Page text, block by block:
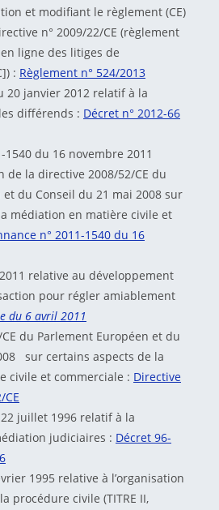
et modifiant le règlement (CE)
n° 2009/22/CE (règlement
ligne des litiges de
: Règlement n° 524/2013
20 janvier 2012 relatif à la
différends : Décret n° 2012-66
1540 du 16 novembre 2011
la directive 2008/52/CE du
du Conseil du 21 mai 2008 sur
médiation en matière civile et
n° 2011-1540 du 16
relative au développement
pour régler amiablement
du 6 avril 2011
du Parlement Européen et du
sur certains aspects de la
civile et commerciale : Directive
juillet 1996 relatif à la
judiciaires : Décret 96-
1995 relative à l’organisation
procédure civile (TITRE II,